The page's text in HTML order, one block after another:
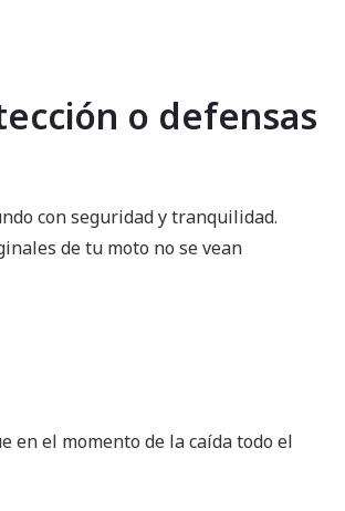
o defensas
con seguridad y tranquilidad.
de tu moto no se vean
en el momento de la caída todo el